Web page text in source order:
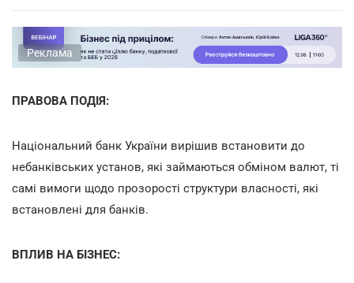
Реклама
ПРАВОВА ПОДІЯ:
Національний банк України вирішив встановити до
небанківських установ, які займаються обміном валют, ті
самі вимоги щодо прозорості структури власності, які
встановлені для банків.
ВПЛИВ НА БІЗНЕС: